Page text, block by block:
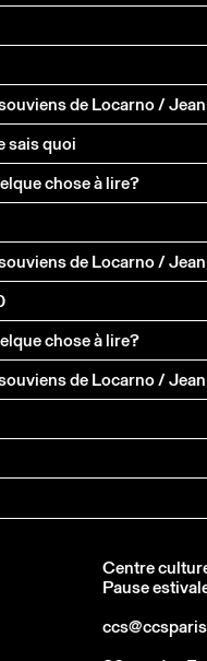
de Locarno /
sais quoi
chose à lire?
de Locarno /
chose à lire?
de Locarno /
Centre
Pause